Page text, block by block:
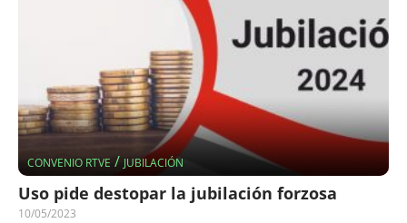
CONVENIO RTVE/JUBILACIÓN
Uso pide destopar la jubilación forzosa
10/05/2023